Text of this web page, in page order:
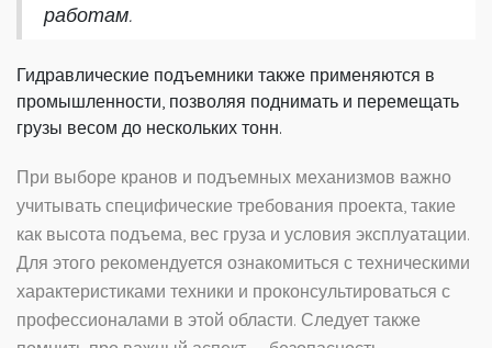
работам.
Гидравлические подъемники также применяются в
промышленности, позволяя поднимать и перемещать
грузы весом до нескольких тонн.
При выборе кранов и подъемных механизмов важно
учитывать специфические требования проекта, такие
как высота подъема, вес груза и условия эксплуатации.
Для этого рекомендуется ознакомиться с техническими
характеристиками техники и проконсультироваться с
профессионалами в этой области. Следует также